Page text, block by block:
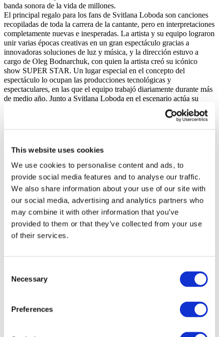
This website uses cookies
We use cookies to personalise content and ads, to
provide social media features and to analyse our traffic.
We also share information about your use of our site with
our social media, advertising and analytics partners who
may combine it with other information that you’ve
provided to them or that they’ve collected from your use
of their services.
Selection
Necessary
Preferences
banda sonora de la vida de millones.
El principal regalo para los fans de Svitlana Loboda son canciones
recopiladas de toda la carrera de la cantante, pero en interpretaciones
completamente nuevas e inesperadas. La artista y su equipo lograron
unir varias épocas creativas en un gran espectáculo gracias a
innovadoras soluciones de luz y música, y la dirección estuvo a
cargo de Oleg Bodnarchuk, con quien la artista creó su icónico
show SUPER STAR. Un lugar especial en el concepto del
espectáculo lo ocupan las producciones tecnológicas y
espectaculares, en las que el equipo trabajó diariamente durante más
de medio año. Junto a Svitlana Loboda en el escenario actúa su
equipo permanente — un ballet de Ucrania y músicos de Letonia.
No te pierdas el espectáculo sin precedentes de una artista
¡Este concierto de LOBODA no lo olvidarás nunca!
Organizador: Bravo Eventos SL
Foto y video
Compartir
Total de boletos:
10:00